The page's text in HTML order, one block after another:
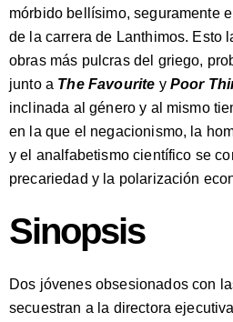
mórbido bellísimo, seguramente
de la carrera de Lanthimos. Esto
obras más pulcras del griego,
junto a The Favourite y Poor
inclinada al género y al mismo
en la que el negacionismo, la
y el analfabetismo científico se
precariedad y la polarización
Sinopsis
Dos jóvenes obsesionados con
secuestran a la directora